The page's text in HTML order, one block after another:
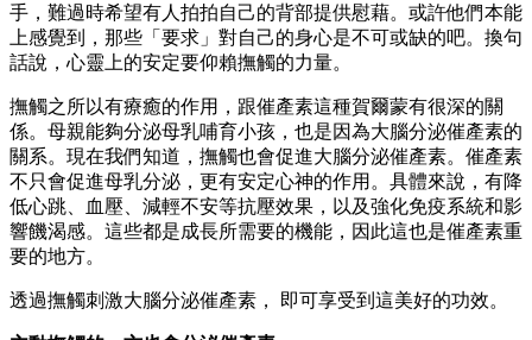
手，難過時希望有人拍拍自己的背部提供慰藉。或許他們本能
上感覺到，那些「要求」對自己的身心是不可或缺的吧。換句
話說，心靈上的安定要仰賴撫觸的力量。
撫觸之所以有療癒的作用，跟催產素這種賀爾蒙有很深的關
係。母親能夠分泌母乳哺育小孩，也是因為大腦分泌催產素的
關系。現在我們知道，撫觸也會促進大腦分泌催產素。催產素
不只會促進母乳分泌，更有安定心神的作用。具體來說，有降
低心跳、血壓、減輕不安等抗壓效果，以及強化免疫系統和影
響饑渴感。這些都是成長所需要的機能，因此這也是催產素重
要的地方。
透過撫觸刺激大腦分泌催產素， 即可享受到這美好的功效。